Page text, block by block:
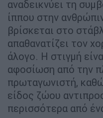
αναδεικνύει τη
ίππου στην
βρίσκεται στο
απαθανατίζει τον
άλογο. Η στιγμή
αφοσίωση από την
πρωταγωνιστή,
είδος ζώου
περισσότερα από